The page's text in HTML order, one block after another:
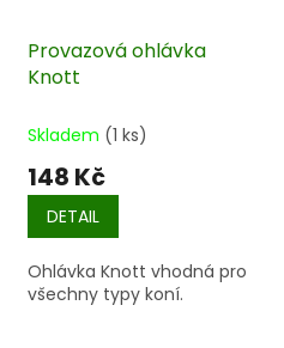
Provazová ohlávka
Knott
Skladem (1 ks)
148 Kč
DETAIL
Ohlávka Knott vhodná pro
všechny typy koní.